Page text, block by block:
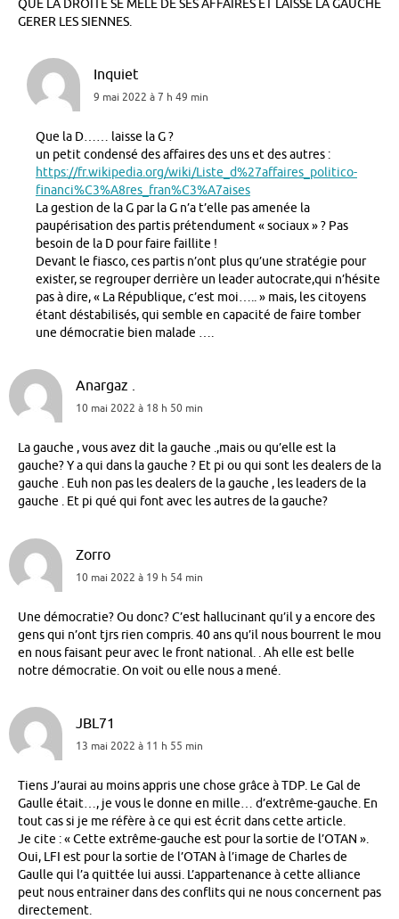
QUE LA DROITE SE MELE DE SES AFFAIRES ET LAISSE LA GAUCHE
GERER LES SIENNES.
Inquiet
9 mai 2022 à 7 h 49 min
Que la D…… laisse la G ?
un petit condensé des affaires des uns et des autres :
https://fr.wikipedia.org/wiki/Liste_d%27affaires_politico-
financi%C3%A8res_fran%C3%A7aises
La gestion de la G par la G n’a t’elle pas amenée la
paupérisation des partis prétendument « sociaux » ? Pas
besoin de la D pour faire faillite !
Devant le fiasco, ces partis n’ont plus qu’une stratégie pour
exister, se regrouper derrière un leader autocrate,qui n’hésite
pas à dire, « La République, c’est moi….. » mais, les citoyens
étant déstabilisés, qui semble en capacité de faire tomber
une démocratie bien malade ….
Anargaz .
10 mai 2022 à 18 h 50 min
La gauche , vous avez dit la gauche .,mais ou qu’elle est la
gauche? Y a qui dans la gauche ? Et pi ou qui sont les dealers de la
gauche . Euh non pas les dealers de la gauche , les leaders de la
gauche . Et pi qué qui font avec les autres de la gauche?
Zorro
10 mai 2022 à 19 h 54 min
Une démocratie? Ou donc? C’est hallucinant qu’il y a encore des
gens qui n’ont tjrs rien compris. 40 ans qu’il nous bourrent le mou
en nous faisant peur avec le front national. . Ah elle est belle
notre démocratie. On voit ou elle nous a mené.
JBL71
13 mai 2022 à 11 h 55 min
Tiens J’aurai au moins appris une chose grâce à TDP. Le Gal de
Gaulle était…, je vous le donne en mille… d’extrême-gauche. En
tout cas si je me réfère à ce qui est écrit dans cette article.
Je cite : « Cette extrême-gauche est pour la sortie de l’OTAN ».
Oui, LFI est pour la sortie de l’OTAN à l’image de Charles de
Gaulle qui l’a quittée lui aussi. L’appartenance à cette alliance
peut nous entrainer dans des conflits qui ne nous concernent pas
directement.